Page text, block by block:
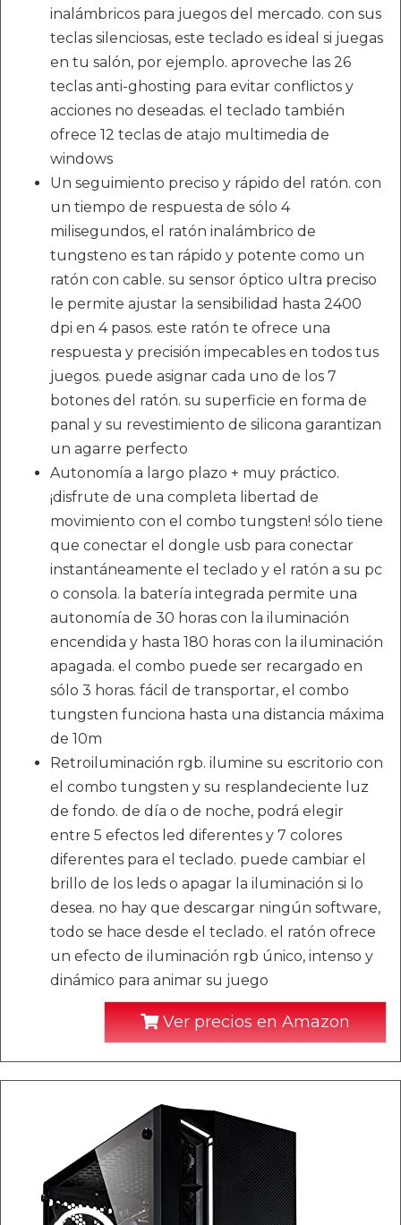
inalámbricos para juegos del mercado. con sus
teclas silenciosas, este teclado es ideal si juegas
en tu salón, por ejemplo. aproveche las 26
teclas anti-ghosting para evitar conflictos y
acciones no deseadas. el teclado también
ofrece 12 teclas de atajo multimedia de
windows
Un seguimiento preciso y rápido del ratón. con
un tiempo de respuesta de sólo 4
milisegundos, el ratón inalámbrico de
tungsteno es tan rápido y potente como un
ratón con cable. su sensor óptico ultra preciso
le permite ajustar la sensibilidad hasta 2400
dpi en 4 pasos. este ratón te ofrece una
respuesta y precisión impecables en todos tus
juegos. puede asignar cada uno de los 7
botones del ratón. su superficie en forma de
panal y su revestimiento de silicona garantizan
un agarre perfecto
Autonomía a largo plazo + muy práctico.
¡disfrute de una completa libertad de
movimiento con el combo tungsten! sólo tiene
que conectar el dongle usb para conectar
instantáneamente el teclado y el ratón a su pc
o consola. la batería integrada permite una
autonomía de 30 horas con la iluminación
encendida y hasta 180 horas con la iluminación
apagada. el combo puede ser recargado en
sólo 3 horas. fácil de transportar, el combo
tungsten funciona hasta una distancia máxima
de 10m
Retroiluminación rgb. ilumine su escritorio con
el combo tungsten y su resplandeciente luz
de fondo. de día o de noche, podrá elegir
entre 5 efectos led diferentes y 7 colores
diferentes para el teclado. puede cambiar el
brillo de los leds o apagar la iluminación si lo
desea. no hay que descargar ningún software,
todo se hace desde el teclado. el ratón ofrece
un efecto de iluminación rgb único, intenso y
dinámico para animar su juego
Ver precios en Amazon